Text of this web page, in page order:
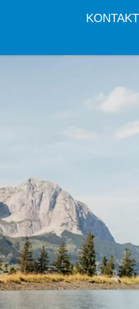
KONTAKT